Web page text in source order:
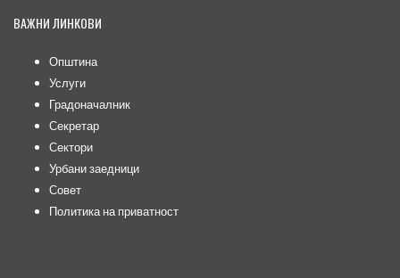
ВАЖНИ ЛИНКОВИ
Општина
Услуги
Градоначалник
Секретар
Сектори
Урбани заедници
Совет
Политика на приватност